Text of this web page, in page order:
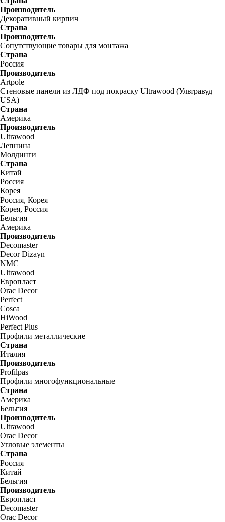
Производитель
Декоративный кирпич
Страна
Производитель
Сопутствующие товары для монтажа
Страна
Россия
Производитель
Artpole
Стеновые панели из ЛДФ под покраску Ultrawood (Ультравуд
USA)
Страна
Америка
Производитель
Ultrawood
Лепнина
Молдинги
Страна
Китай
Россия
Корея
Россия, Корея
Корея, Россия
Бельгия
Америка
Производитель
Decomaster
Decor Dizayn
NMC
Ultrawood
Европласт
Orac Decor
Perfect
Cosca
HiWood
Perfect Plus
Профили металлические
Страна
Италия
Производитель
Profilpas
Профили многофункциональные
Страна
Америка
Бельгия
Производитель
Ultrawood
Orac Decor
Угловые элементы
Страна
Россия
Китай
Бельгия
Производитель
Европласт
Decomaster
Orac Decor